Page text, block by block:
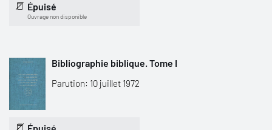
Épuisé
Ouvrage non disponible
Bibliographie biblique. Tome I
Parution: 10 juillet 1972